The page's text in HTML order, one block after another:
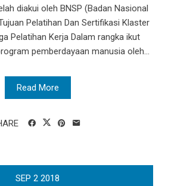
diakui oleh BNSP (Badan Nasional
Pelatihan Dan Sertifikasi Klaster
Pelatihan Kerja Dalam rangka ikut
pemberdayaan manusia oleh...
Read More
SEP 2 2018